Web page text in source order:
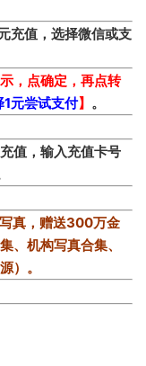
充值，选择微信或支
，点确定，再点转
1元尝试支付】 。
值，输入充值卡号
真，赠送300万金
、机构写真合集、
）。